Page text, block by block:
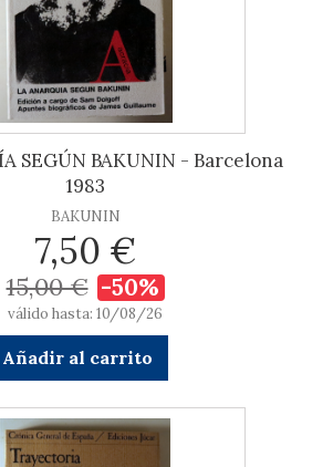
SEGÚN BAKUNIN - Barcelona
1983
BAKUNIN
7,50 €
15,00 € -50%
válido hasta: 10/08/26
Añadir al carrito